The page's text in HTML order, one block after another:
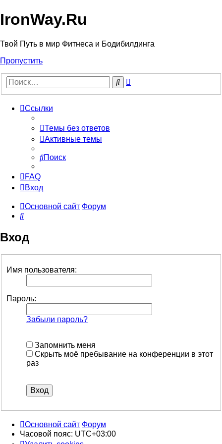
IronWay.Ru
Твой Путь в мир Фитнеса и Бодибилдинга
Пропустить
Поиск
Ссылки
Темы без ответов
Активные темы
Поиск
FAQ
Вход
Основной сайт Форум
Поиск
Вход
Имя пользователя:
Пароль:
Забыли пароль?
Запомнить меня
Скрыть моё пребывание на конференции в этот
раз
Основной сайт Форум
Часовой пояс: UTC+03:00